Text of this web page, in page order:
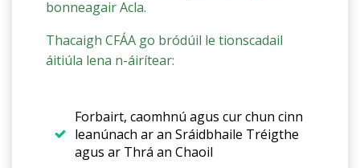
bonneagair Acla.
Thacaigh CFÁA go bródúil le tionscadail
áitiúla lena n-áirítear:
Forbairt, caomhnú agus cur chun cinn
leanúnach ar an Sráidbhaile Tréigthe
agus ar Thrá an Chaoil